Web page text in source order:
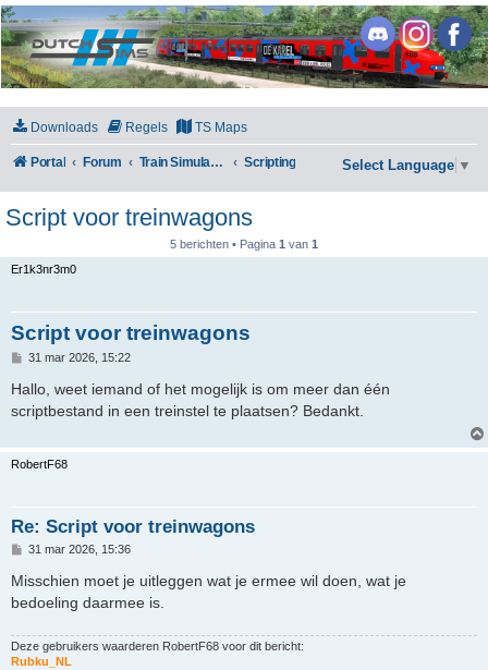
DutchSims
Downloads Regels TS Maps
Portal Forum Train Simulator Classic Scripting Select Language ▼
Script voor treinwagons
5 berichten • Pagina 1 van 1
Er1k3nr3m0
Script voor treinwagons
B
r
c
31 mar 2026, 15:22
Hallo, weet iemand of het mogelijk is om meer dan één
scriptbestand in een treinstel te plaatsen? Bedankt.
RobertF68
Re: Script voor treinwagons
B
r
i
c
t
31 mar 2026, 15:36
Misschien moet je uitleggen wat je ermee wil doen, wat je
bedoeling daarmee is.
Deze gebruikers waarderen RobertF68 voor dit bericht:
Rubku_NL